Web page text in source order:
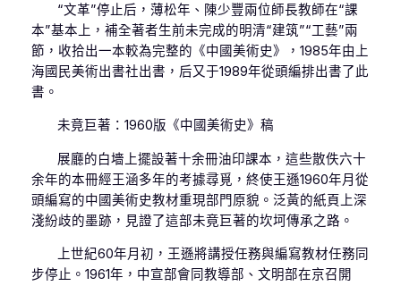
“文革”停止后，薄松年、陳少豐兩位師長教師在“課
本”基本上，補全著者生前未完成的明清“建筑”“工藝”兩
節，收拾出一本較為完整的《中國美術史》，1985年由上
海國民美術出書社出書，后又于1989年從頭編排出書了此
書。
未竟巨著：1960版《中國美術史》稿
展廳的白墻上擺設著十余冊油印課本，這些散佚六十
余年的本冊經王涵多年的考據尋覓，終使王遜1960年月從
頭編寫的中國美術史教材重現部門原貌。泛黃的紙頁上深
淺紛歧的墨跡，見證了這部未竟巨著的坎坷傳承之路。
上世紀60年月初，王遜將講授任務與編寫教材任務同
步停止。1961年，中宣部會同教導部、文明部在京召開